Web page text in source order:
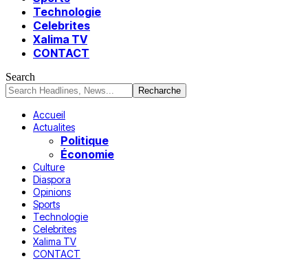
Technologie
Celebrites
Xalima TV
CONTACT
Search
Accueil
Actualites
Politique
Économie
Culture
Diaspora
Opinions
Sports
Technologie
Celebrites
Xalima TV
CONTACT